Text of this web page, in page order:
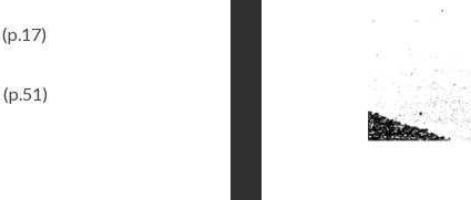
(p.17)
(p.51)